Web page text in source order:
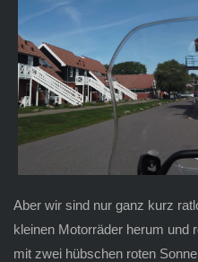
Aber wir sind nur ganz kurz
kleinen Motorräder herum und
mit zwei hübschen roten